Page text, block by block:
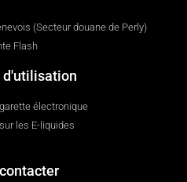
(Secteur douane de Perly)
Flash
d'utilisation
électronique
les E-liquides